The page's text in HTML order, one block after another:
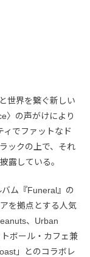
世界を繋ぐ新しい
〉の声がけにより
でファットなド
ックの上で、それ
露している。
ム『Funeral』の
を拠点とする人気
、Urban
ボール・カフェ兼
」とのコラボレ